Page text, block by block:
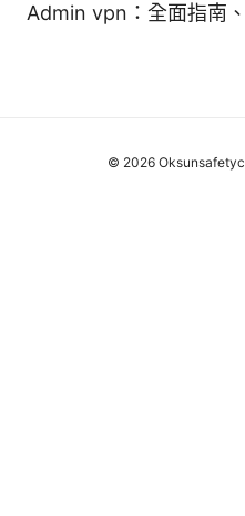
Admin vpn：全面指南
© 2026